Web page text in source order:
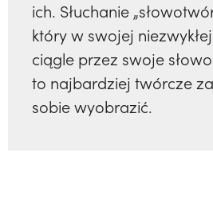
ich. Słuchanie
który w swojej
ciągle przez swoje
to najbardziej twórcze
sobie wyobrazić.